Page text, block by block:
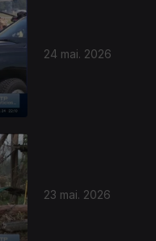
24 mai. 2026
23 mai. 2026